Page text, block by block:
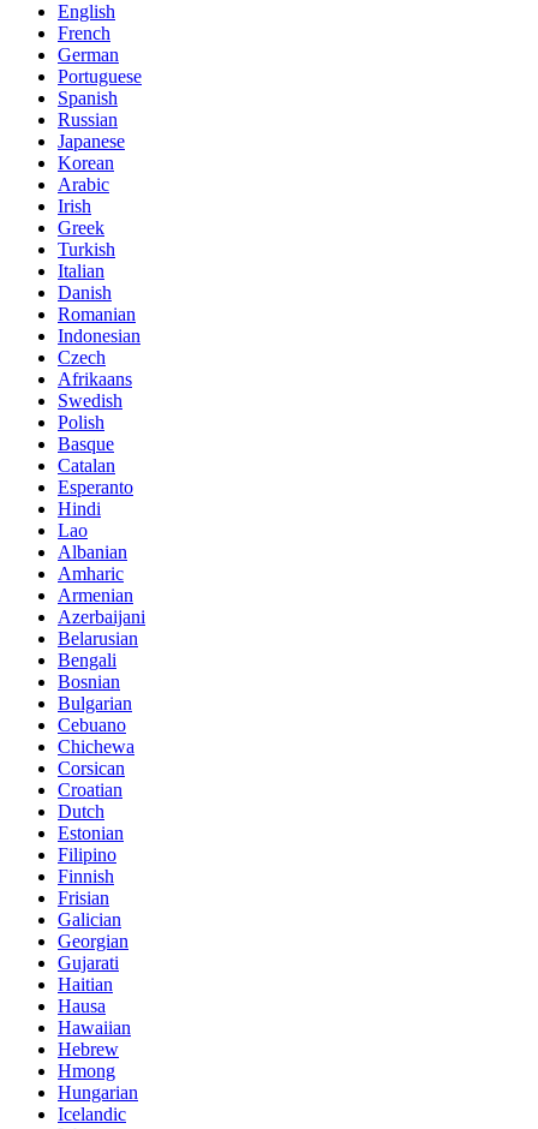
English
French
German
Portuguese
Spanish
Russian
Japanese
Korean
Arabic
Irish
Greek
Turkish
Italian
Danish
Romanian
Indonesian
Czech
Afrikaans
Swedish
Polish
Basque
Catalan
Esperanto
Hindi
Lao
Albanian
Amharic
Armenian
Azerbaijani
Belarusian
Bengali
Bosnian
Bulgarian
Cebuano
Chichewa
Corsican
Croatian
Dutch
Estonian
Filipino
Finnish
Frisian
Galician
Georgian
Gujarati
Haitian
Hausa
Hawaiian
Hebrew
Hmong
Hungarian
Icelandic